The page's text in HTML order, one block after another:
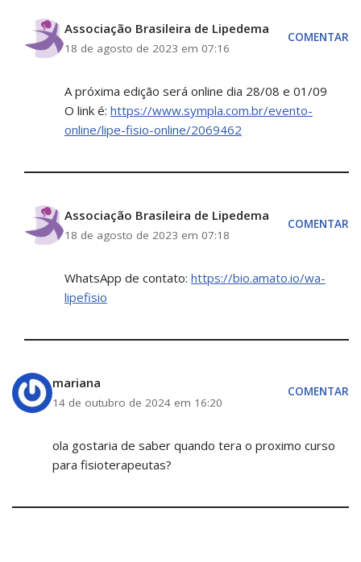
Associação Brasileira de Lipedema
18 de agosto de 2023 em 07:16
COMENTAR
A próxima edição será online dia 28/08 e 01/09
O link é: https://www.sympla.com.br/evento-
online/lipe-fisio-online/2069462
Associação Brasileira de Lipedema
18 de agosto de 2023 em 07:18
COMENTAR
WhatsApp de contato: https://bio.amato.io/wa-
lipefisio
mariana
14 de outubro de 2024 em 16:20
COMENTAR
ola gostaria de saber quando tera o proximo curso
para fisioterapeutas?